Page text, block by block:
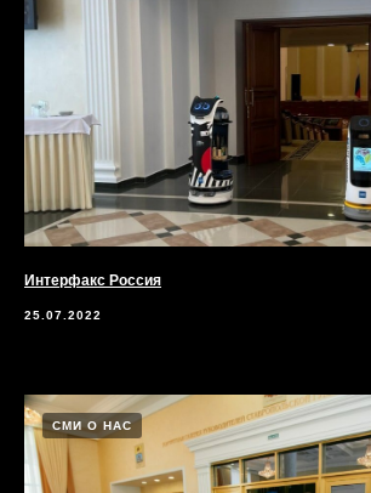
Интерфакс Россия
25.07.2022
СМИ О НАС